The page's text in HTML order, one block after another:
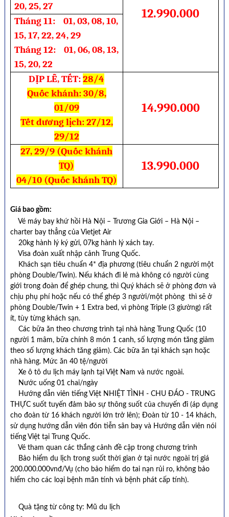
12.990.000
20, 25, 27
Tháng 11: 01, 03, 08, 10,
15, 17, 22, 24, 29
Tháng 12: 01, 06, 08, 13,
15, 20, 22
DỊP LỄ, TẾT:28/4
Quốc khánh: 30/8,
01/09
Tết dương lịch: 27/12,
29/12
14.990.000
27, 29/9 (Quốc khánh
TQ)
04/10 (Quốc khánh TQ)
13.990.000
Giá bao gồm:
Vé máy bay khứ hồi Hà Nội – Trương Gia Giới – Hà Nội –
charter bay thẳng của Vietjet Air
20kg hành lý ký gửi, 07kg hành lý xách tay.
Visa đoàn xuất nhập cảnh Trung Quốc.
Khách sạn tiêu chuẩn 4* địa phương (tiêu chuẩn 2 người một
phòng Double/Twin). Nếu khách đi lẻ mà không có người cùng
giới trong đoàn để ghép chung, thì Quý khách sẽ ở phòng đơn và
chịu phụ phí hoặc nếu có thể ghép 3 người/một phòng thì sẽ ở
phòng Double/Twin + 1 Extra bed, vì phòng Triple (3 giường) rất
ít, tùy từng khách sạn.
Các bữa ăn theo chương trình tại nhà hàng Trung Quốc (10
người 1 mâm, bữa chính 8 món 1 canh, số lượng món tăng giảm
theo số lượng khách tăng giảm). Các bữa ăn tại khách sạn hoặc
nhà hàng. Mức ăn 40 tệ/người
Xe ô tô du lịch máy lạnh tại Việt Nam và nước ngoài.
Nước uống 01 chai/ngày
Hướng dẫn viên tiếng Việt NHIỆT TÌNH - CHU ĐÁO - TRUNG
THỰC suốt tuyến đảm bảo sự thông suốt của chuyến đi (áp dụng
cho đoàn từ 16 khách người lớn trở lên); Đoàn từ 10 - 14 khách,
sử dụng hướng dẫn viên đón tiễn sân bay và Hướng dẫn viên nói
tiếng Việt tại Trung Quốc.
Vé tham quan các thắng cảnh đề cập trong chương trình
Bảo hiểm du lịch trong suốt thời gian ở tại nước ngoài trị giá
200.000.000vnđ/Vụ (cho bảo hiểm do tai nạn rủi ro, không bảo
hiểm cho các loại bệnh mãn tính và bệnh phát cấp tính).
Quà tặng từ công ty: Mũ du lịch